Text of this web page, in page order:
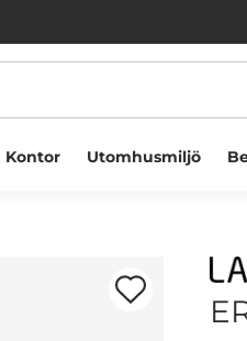
Kontor Utomhusmiljö